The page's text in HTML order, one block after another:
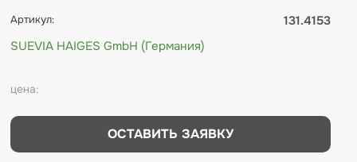
Артикул:
131.4153
SUEVIA HAIGES GmbH (Германия)
цена:
ОСТАВИТЬ ЗАЯВКУ